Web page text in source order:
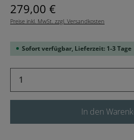
Regulärer Preis:
279,00 €
Preise inkl. MwSt. zzgl. Versandkosten
Sofort verfügbar, Lieferzeit: 1-3 Tage
Produkt Anzahl: Gib
In den